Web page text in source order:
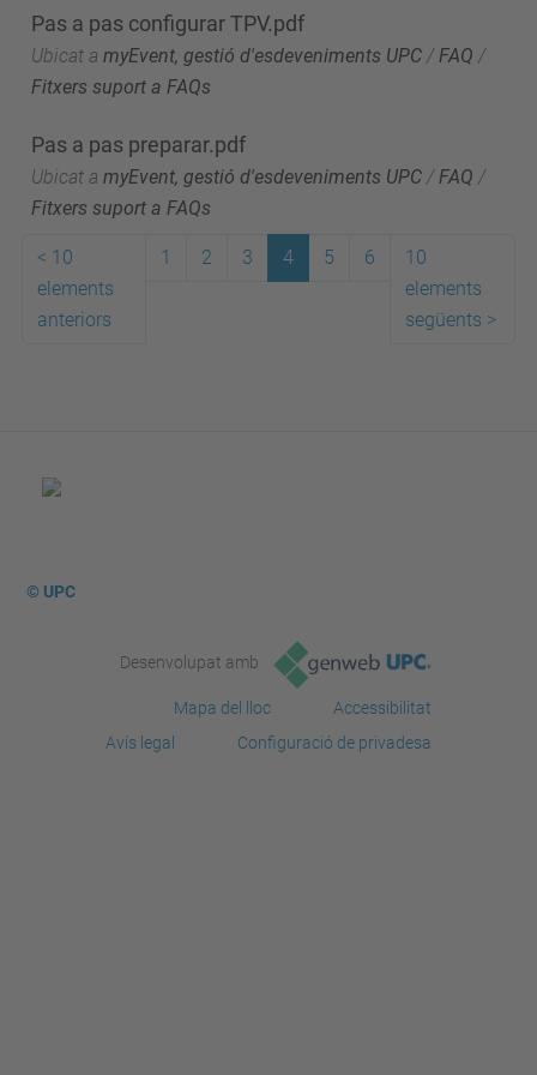
Pas a pas configurar TPV.pdf
Ubicat a myEvent, gestió d'esdeveniments UPC / FAQ /
Fitxers suport a FAQs
Pas a pas preparar.pdf
Ubicat a myEvent, gestió d'esdeveniments UPC /FAQ /
Fitxers suport a FAQs
< 10
elements
anteriors
1 2 3 4 5 6
10
elements
següents >
© UPC
Desenvolupat amb
Mapa del lloc
Accessibilitat
Avís legal
Configuració de privadesa